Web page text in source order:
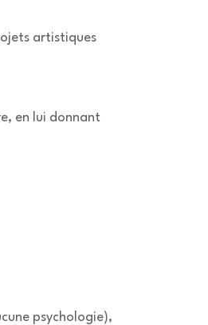
artistiques
en lui donnant
psychologie),